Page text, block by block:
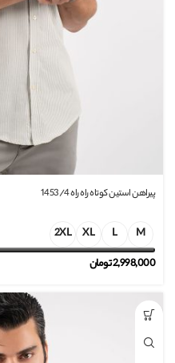
پیراهن استین کوتاه راه راه 1453/4
M
L
XL
2XL
2,998,000تومان